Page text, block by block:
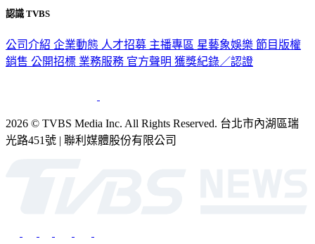
認識 TVBS
公司介紹 企業動態 人才招募 主播專區 星藝象娛樂 節目版權
銷售 公開招標 業務服務 官方聲明 獲獎紀錄／認證
2026 © TVBS Media Inc. All Rights Reserved. 台北市內湖區瑞
光路451號 | 聯利媒體股份有限公司